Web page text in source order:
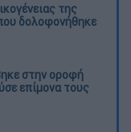
της
δολοφονήθηκε
στην οροφή
επίμονα τους